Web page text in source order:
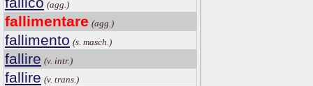
(agg.)
fallimentare (agg.)
fallimento (s. masch.)
fallire (v. intr.)
fallire (v. trans.)